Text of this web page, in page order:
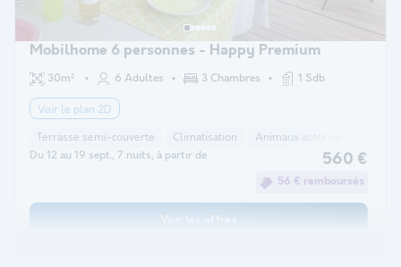
Mobilhome 6 personnes - Happy Premium
30m² 6 Adultes 3 Chambres 1 Sdb
Voir le plan 2D
Terrasse semi-couverte Climatisation Animaux autorisés *
Du 12 au 19 sept., 7 nuits, à partir de 560 €
56 € remboursés